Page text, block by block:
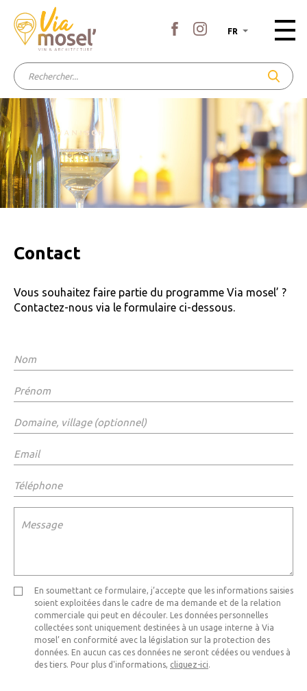
FR
Contact
Vous souhaitez faire partie du programme Via mosel’ ?
Contactez-nous via le formulaire ci-dessous.
En soumettant ce formulaire, j’accepte que les informations saisies
soient exploitées dans le cadre de ma demande et de la relation
commerciale qui peut en découler. Les données personnelles
collectées sont uniquement destinées à un usage interne à Via
mosel’ en conformité avec la législation sur la protection des
données. En aucun cas ces données ne seront cédées ou vendues à
des tiers. Pour plus d'informations, cliquez-ici.